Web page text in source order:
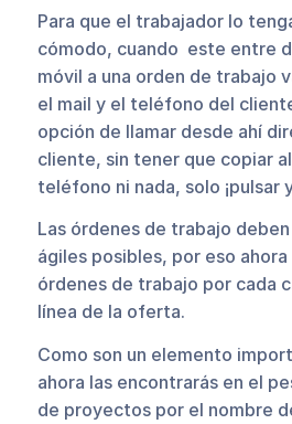
Para que el trabajador lo
cómodo, cuando este entre
móvil a una orden de trabajo
el mail y el teléfono del
opción de llamar desde ahí
cliente, sin tener que copiar
teléfono ni nada, solo ¡pulsar
Las órdenes de trabajo
ágiles posibles, por eso
órdenes de trabajo por cada
línea de la oferta.
Como son un elemento
ahora las encontrarás en el
de proyectos por el nombre